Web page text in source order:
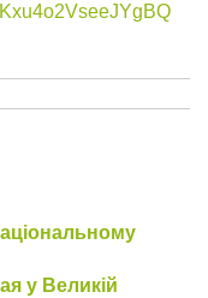
у Великій